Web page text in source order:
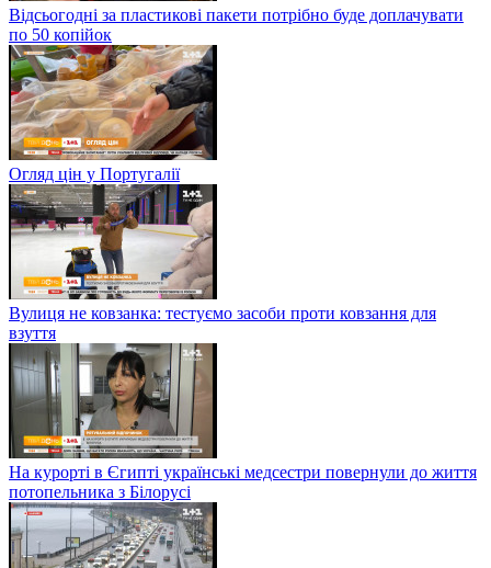
Відсьогодні за пластикові пакети потрібно буде доплачувати
по 50 копійок
Огляд цін у Португалії
Вулиця не ковзанка: тестуємо засоби проти ковзання для
взуття
На курорті в Єгипті українські медсестри повернули до життя
потопельника з Білорусі